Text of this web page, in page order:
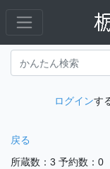
ログインす
戻る
所蔵数：3 予約数：0